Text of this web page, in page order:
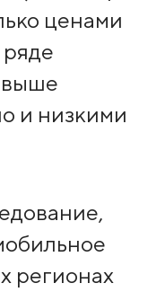
ценами
выше
и низкими
регионах